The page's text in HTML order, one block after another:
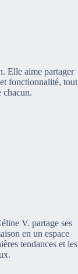
Elle aime partager
fonctionnalité, tout
chacun.
V. partage ses
en un espace
tendances et les